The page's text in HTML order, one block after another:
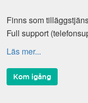
Finns som
Full support
Läs mer...
Kom igång